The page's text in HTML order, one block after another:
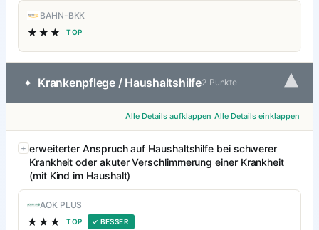
BAHN-BKK
★★★ TOP
✦ Krankenpflege / Haushaltshilfe2 Punkte ▾
Alle Details aufklappen Alle Details einklappen
erweiterter Anspruch auf Haushaltshilfe bei schwerer
Krankheit oder akuter Verschlimmerung einer Krankheit
(mit Kind im Haushalt)
AOK PLUS
★★★ TOP ✓ BESSER